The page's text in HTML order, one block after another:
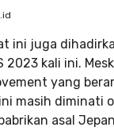
ini juga
2023 kali ini.
yang
masih diminati
asal